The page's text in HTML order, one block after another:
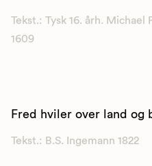
Tekst.: Tysk 16. årh. Michael
1609
Fred hviler over land og
Tekst.: B.S. Ingemann 1822